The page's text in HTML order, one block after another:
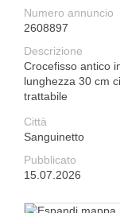
Numero annuncio
2608897
Descrizione
Crocefisso antico
lunghezza 30 cm
trattabile
Città
Sanguinetto
Pubblicato
15.07.2026